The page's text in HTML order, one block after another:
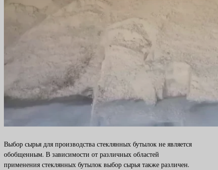
Выбор сырья для производства стеклянных бутылок не является
обобщенным. В зависимости от различных областей
применения стеклянных бутылок выбор сырья также различен.